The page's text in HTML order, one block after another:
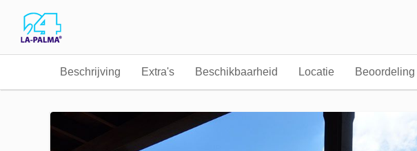
Beschrijving Extra's Beschikbaarheid Locatie Beoordeling